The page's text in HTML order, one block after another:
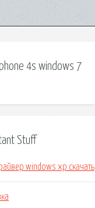
4s windows 7
Stuff
windows xp скачать